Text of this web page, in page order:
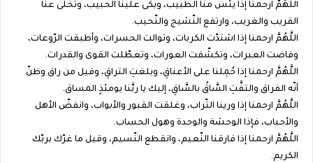
اللَّهُمَّ ارحمنا إذا يئس منّا الطبيب، وبكى علينا الحبيب، وتخلّى عنّا
القريب والغريب، وارتفع النّشيج والنّحيب.
اللَّهُمَّ ارحمنا إذا اشتدّت الكربات، وتوالت الحسرات، وأطبقت الرّوعات،
وفاضت العبرات، وتكشّفت العورات، وتعطّلت القوى والقدرات.
اللَّهُمَّ ارحمنا إذا حُمِلنا على الأعناقِ، وبلغتِ التراقِ، وقيل من راق وظنّ
أنّه الفراق والتفَّتِ السَّاقُ بالسَّاقِ، إليك يا ربَّنا يومئذٍ المساق.
اللَّهُمَّ ارحمنا إذا ورينا التّراب، وغلقت القبور والأبواب، وانفضّ الأهل
والأحباب، فإذا الوحشة والوحدة وهول الحساب.
اللَّهُمَّ ارحمنا إذا فارقنا النّعيم، وانقطع النّسيم، وقيل ما غرّك بربّك
الكريم.